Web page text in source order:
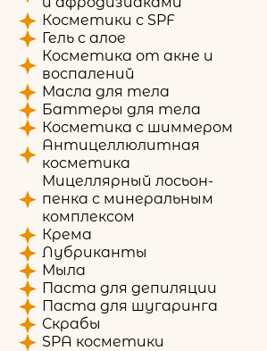
Косметики с SPF
Гель с алое
Косметика от акне и
воспалений
Масла для тела
Баттеры для тела
Косметика с шиммером
Антицеллюлитная
косметика
Мицеллярный лосьон-
пенка с минеральным
комплексом
Крема
Лубриканты
Мыла
Паста для депиляции
Паста для шугаринга
Скрабы
SPA косметики